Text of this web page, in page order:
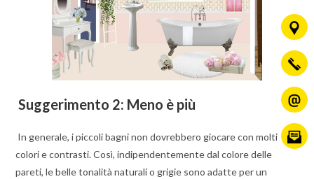
Suggerimento 2: Meno è più
In generale, i piccoli bagni non dovrebbero giocare con molti
colori e contrasti. Così, indipendentemente dal colore delle
pareti, le belle tonalità naturali o grigie sono adatte per un